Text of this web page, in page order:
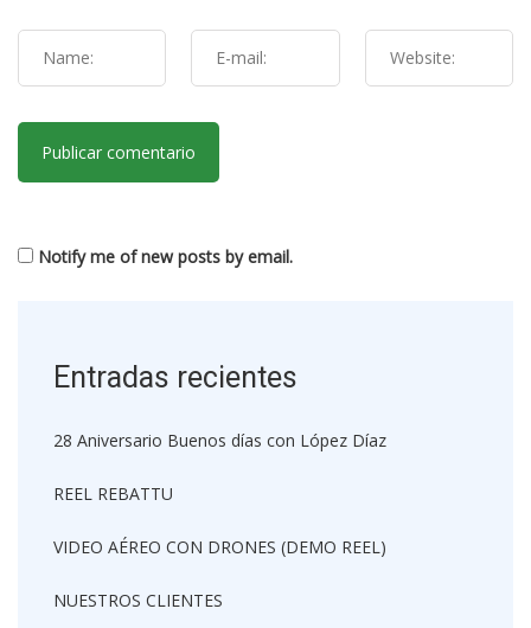
Notify me of new posts by email.
Entradas recientes
28 Aniversario Buenos días con López Díaz
REEL REBATTU
VIDEO AÉREO CON DRONES (DEMO REEL)
NUESTROS CLIENTES